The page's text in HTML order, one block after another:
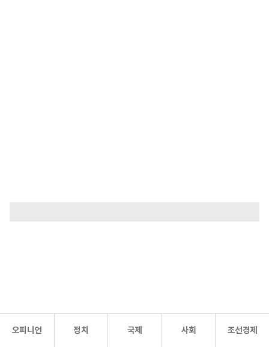
오피니언 정치 국제 사회 조선경제